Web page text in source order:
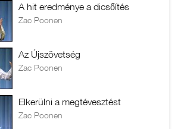
A hit eredménye a dicsőítés
Zac Poonen
Az Újszövetség
Zac Poonen
Elkerülni a megtévesztést
Zac Poonen